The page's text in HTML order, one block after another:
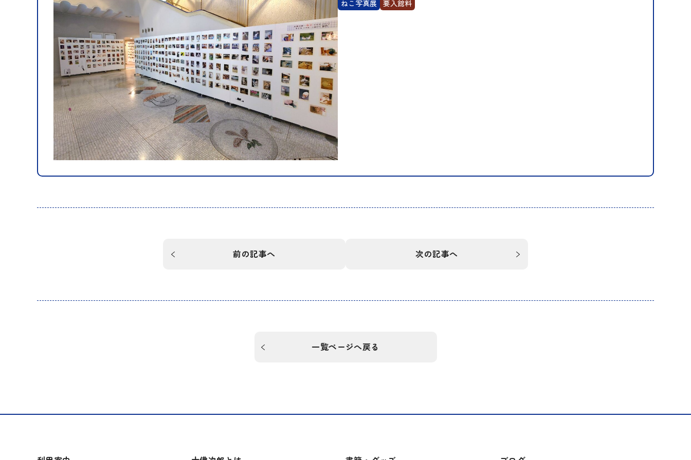
ねこ写真展 要入館料
前の記事へ 次の記事へ
一覧ページへ戻る